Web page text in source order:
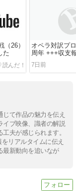
（26）
た
オペラ対訳プ
周年 +++収支
7日前
て作品の魅力を伝え
イブ映像、識者の解説
夫が感じられます。
リアルタイムに伝え
最新動向を追いなが